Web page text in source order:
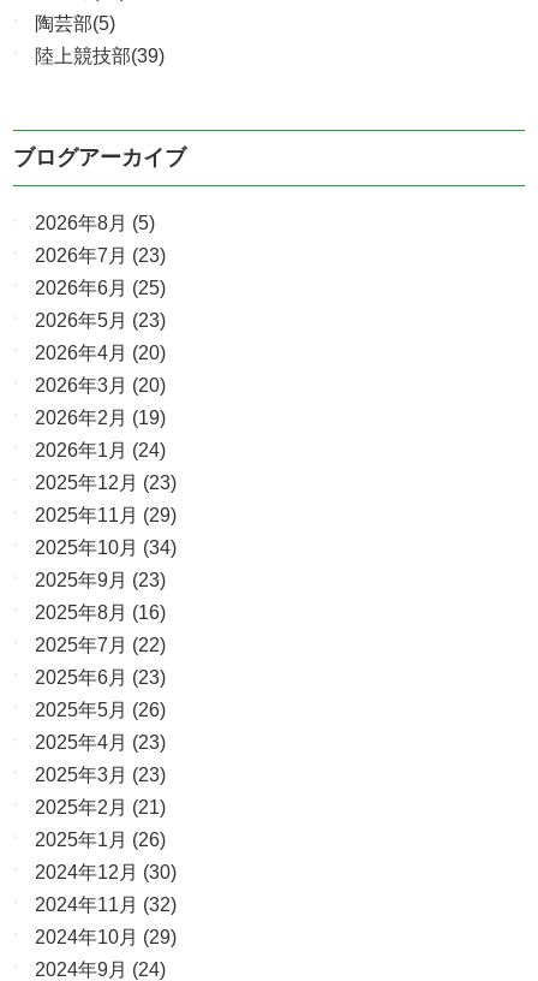
陶芸部(5)
陸上競技部(39)
ブログアーカイブ
2026年8月 (5)
2026年7月 (23)
2026年6月 (25)
2026年5月 (23)
2026年4月 (20)
2026年3月 (20)
2026年2月 (19)
2026年1月 (24)
2025年12月 (23)
2025年11月 (29)
2025年10月 (34)
2025年9月 (23)
2025年8月 (16)
2025年7月 (22)
2025年6月 (23)
2025年5月 (26)
2025年4月 (23)
2025年3月 (23)
2025年2月 (21)
2025年1月 (26)
2024年12月 (30)
2024年11月 (32)
2024年10月 (29)
2024年9月 (24)